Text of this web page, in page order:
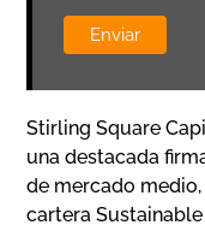
Stirling Square
una destacada
de mercado
cartera Sustainable